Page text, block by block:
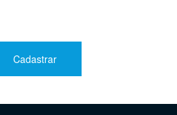
Cadastrar